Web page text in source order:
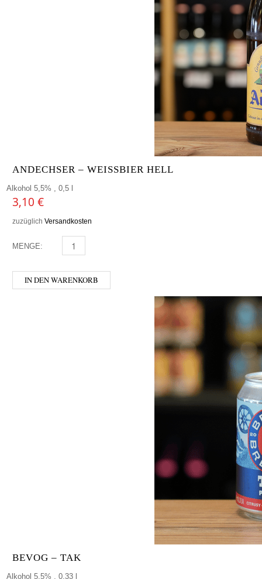
ANDECHSER – WEISSBIER HELL
Alkohol 5,5% , 0,5 l
3,10 €
zuzüglich Versandkosten
MENGE: ANDECHSER - WEISSBIER HELL MENGE
IN DEN WARENKORB
BEVOG – TAK
Alkohol 5,5% , 0,33 l